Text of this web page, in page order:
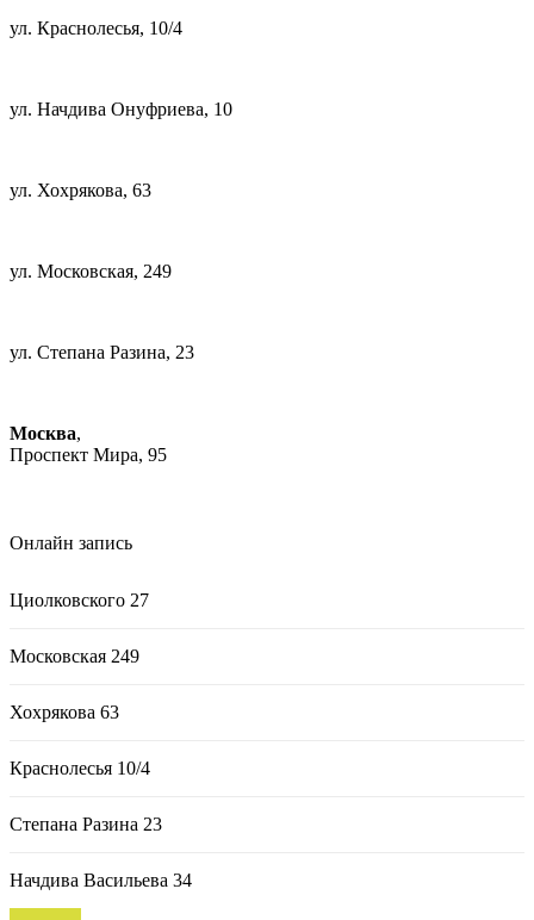
ул. Краснолесья, 10/4
ул. Начдива Онуфриева, 10
ул. Хохрякова, 63
ул. Московская, 249
ул. Степана Разина, 23
Москва,
Проспект Мира, 95
Онлайн запись
Циолковского 27
Московская 249
Хохрякова 63
Краснолесья 10/4
Степана Разина 23
Начдива Васильева 34